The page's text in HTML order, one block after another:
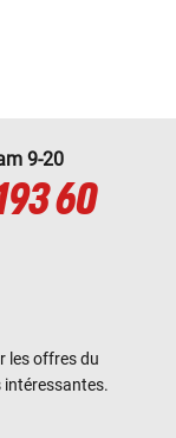
9-20
60
les offres du
intéressantes.